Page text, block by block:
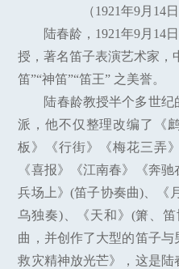
（1921年9月14
陆春龄，1921年9月14
授，著名笛子表演艺术家，
笛”“神笛”“笛王” 之美誉。
陆春龄教授半个多世
派，他不仅整理改编了《
板》《行街》《梅花三弄
《喜报》《江南春》《奔
兵场上》(笛子协奏曲)、《
乌独奏)、《天和》(箫、
曲，并创作了大型的笛子
救灾精神放光芒》，这是